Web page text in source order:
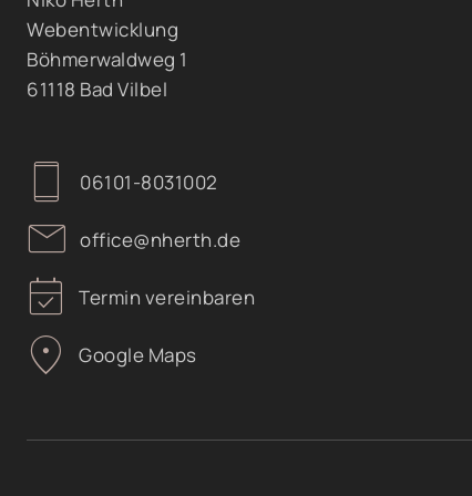
Webentwicklung
Böhmerwaldweg 1
61118 Bad Vilbel
smartphone 06101-8031002
mail office@nherth.de
event_available Termin vereinbaren
location_on Google Maps